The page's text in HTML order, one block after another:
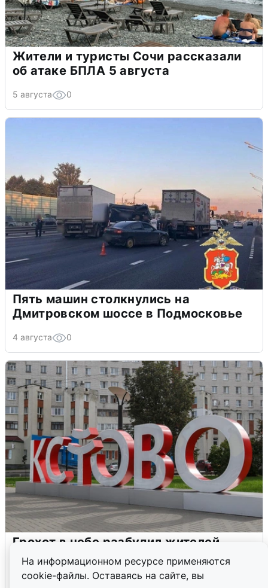
На информационном ресурсе применяются
cookie-файлы. Оставаясь на сайте, вы
Жители и туристы Сочи рассказали
об атаке БПЛА 5 августа
5 августа 0
Пять машин столкнулись на
Дмитровском шоссе в Подмосковье
4 августа 0
Грохот в небе разбудил жителей
Кстова
4 августа 0